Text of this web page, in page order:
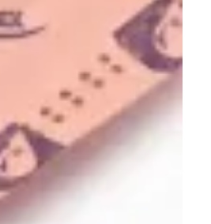
Εξαρτήματα
Βιομηχανικά Προϊόντα